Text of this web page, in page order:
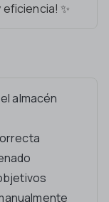
✨
almacén